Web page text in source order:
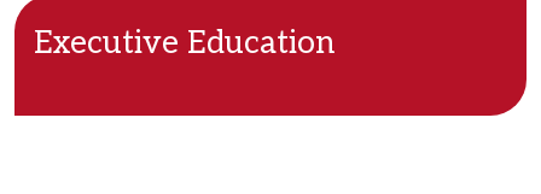
Executive Education